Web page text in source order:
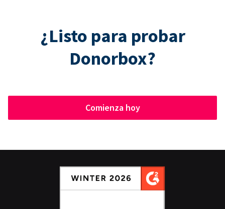
¿Listo para probar
Donorbox?
Comienza hoy